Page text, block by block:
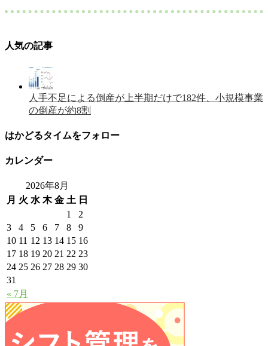
人気の記事
人手不足による倒産が上半期だけで182件、小規模事業
の倒産が約8割
はかどるタイムをフォロー
カレンダー
2026年8月
月 火 水 木 金 土 日
« 7月
1
2
3
4 5 6 7 8
9
10 11 12 13 14 15 16
17 18 19 20 21 22 23
24 25 26 27 28 29 30
31